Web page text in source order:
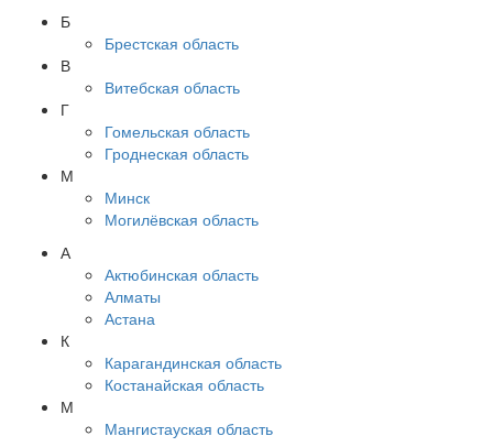
Б
Брестская область
В
Витебская область
Г
Гомельская область
Гроднеская область
М
Минск
Могилёвская область
А
Актюбинская область
Алматы
Астана
К
Карагандинская область
Костанайская область
М
Мангистауская область